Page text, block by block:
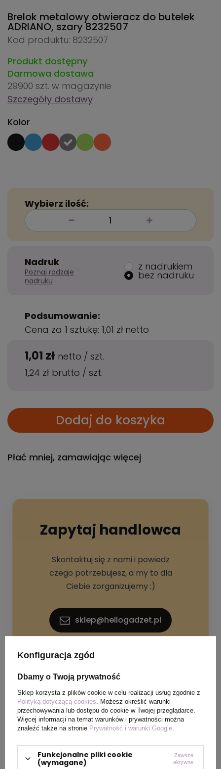
Brelok metalowy otwieracz do butelek
ADRIANO, szary8232507
Kod produktu: 8232507
Produkt dostępny
Darmowa dostawa
29900 szt. w magazynie
Szczegóły dostawy
Kolor
Wybierz ilość:
Nadruk
Poznaj rodzaje
nadruku
z nadrukiem
bez nadruku
Podsumowanie:
Cena za 1 sztukę: 1,01 zł netto
1,01 zł netto / szt.
1,24 zł brutto / szt.
Dodaj do koszyka
Płać mniej, zamawiając więcej
Zapytaj handlowca
Skontaktuj się z nami i powiedz
czego potrzebujesz, a my to dla
Ciebie zorganizujemy :)
sklep@hellogadzet.pl
+48 733 367 006
SPECYFIKACJA PRODUKTU
Materiał
Konfiguracja zgód
Dbamy o Twoją prywatność
Sklep korzysta z plików cookie w celu realizacji usług zgodnie z
Polityką dotyczącą cookies . Możesz określić warunki
przechowywania lub dostępu do cookie w Twojej przeglądarce.
Więcej informacji na temat warunków i prywatności można
znaleźć także na stronie Prywatność i warunki Google
Funkcjonalne pliki cookie
(wymagane)
Zawsze
aktywne